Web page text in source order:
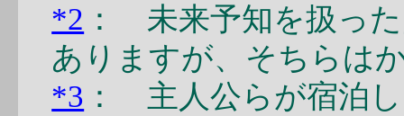
*2 ： 未来予知を扱っ
ありますが、そちらは
*3 ： 主人公らが宿泊